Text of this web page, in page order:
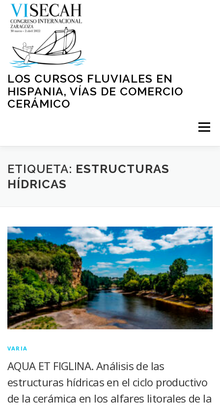
Saltar
contenido
LOS CURSOS FLUVIALES EN
HISPANIA, VÍAS DE COMERCIO
CERÁMICO
Menú
INICIO PRESENTACIÓN ORGANIZACIÓN
LUGAR DE CELEBRACIÓN INSCRIPCIONES
ETIQUETA: ESTRUCTURAS
HÍDRICAS
VARIA
AQUA ET FIGLINA. Análisis de las
estructuras hídricas en el ciclo productivo
de la cerámica en los alfares litorales de la